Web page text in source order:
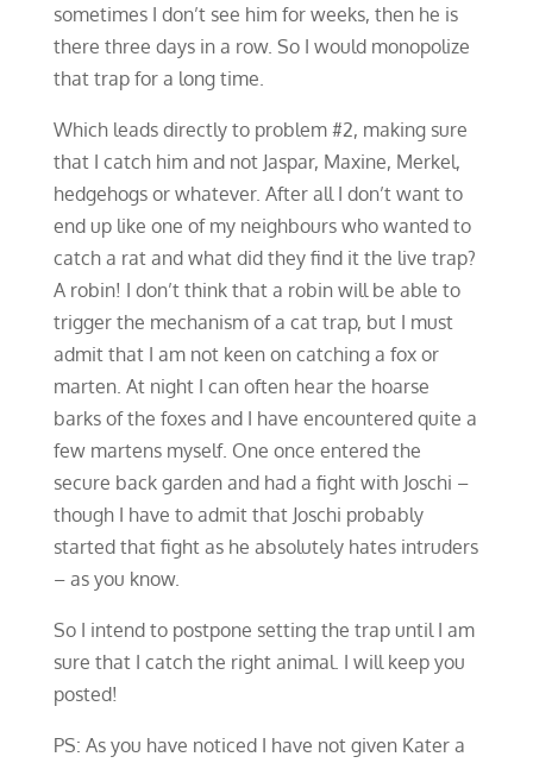
sometimes I don’t see him for weeks, then he is
there three days in a row. So I would monopolize
that trap for a long time.
Which leads directly to problem #2, making sure
that I catch him and not Jaspar, Maxine, Merkel,
hedgehogs or whatever. After all I don’t want to
end up like one of my neighbours who wanted to
catch a rat and what did they find it the live trap?
A robin! I don’t think that a robin will be able to
trigger the mechanism of a cat trap, but I must
admit that I am not keen on catching a fox or
marten. At night I can often hear the hoarse
barks of the foxes and I have encountered quite a
few martens myself. One once entered the
secure back garden and had a fight with Joschi –
though I have to admit that Joschi probably
started that fight as he absolutely hates intruders
– as you know.
So I intend to postpone setting the trap until I am
sure that I catch the right animal. I will keep you
posted!
PS: As you have noticed I have not given Kater a